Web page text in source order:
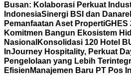
Busan: Kolaborasi Perkuat
IndonesiaSinergi BSI dan
Pemanfaatan Aset PropertiGHES
Komitmen Bangun Ekosistem
Nasional Konsolidasi 120 Hotel
InJourney Hospitality, Perkuat
Pengelolaan yang Lebih
Efisien Manajemen Baru PT Pos